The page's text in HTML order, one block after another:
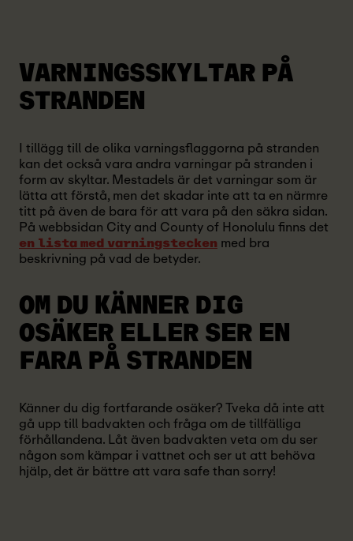
VARNINGSSKYLTAR PÅ
STRANDEN
I tillägg till de olika varningsflaggorna på stranden
kan det också vara andra varningar på stranden i
form av skyltar. Mestadels är det varningar som är
lätta att förstå, men det skadar inte att ta en närmre
titt på även de bara för att vara på den säkra sidan.
På webbsidan City and County of Honolulu finns det
en lista med varningstecken med bra
beskrivning på vad de betyder.
OM DU KÄNNER DIG
OSÄKER ELLER SER EN
FARA PÅ STRANDEN
Känner du dig fortfarande osäker? Tveka då inte att
gå upp till badvakten och fråga om de tillfälliga
förhållandena. Låt även badvakten veta om du ser
någon som kämpar i vattnet och ser ut att behöva
hjälp, det är bättre att vara safe than sorry!